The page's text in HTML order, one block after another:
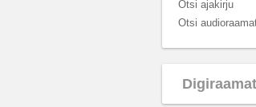
Otsi ajakirju
Otsi